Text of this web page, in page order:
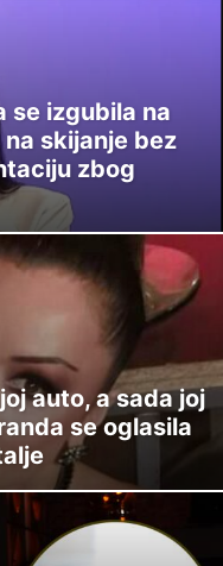
se izgubila na
skijanje bez
zbog
auto, a sada joj
se oglasila